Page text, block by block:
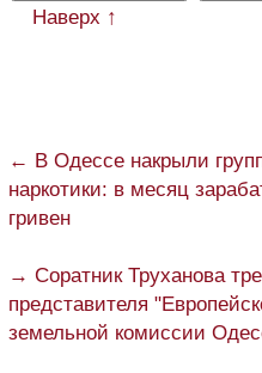
Наверх ↑
← В Одессе накрыли
наркотики: в месяц
гривен
→ Соратник Труханова
представителя
земельной комиссии